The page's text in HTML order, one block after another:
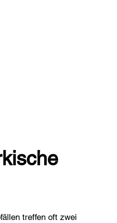
treffen oft zwei